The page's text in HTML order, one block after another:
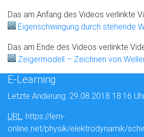
Das am Anfang des Videos verlinkte
Eigenschwingung durch stehende
Das am Ende des Videos verlinkte
Zeigermodell – Zeichnen von
E-Learning
Letzte Änderung: 29.08.2018 18:16
URL: https://lern-
online.net/physik/elektrodynamik/